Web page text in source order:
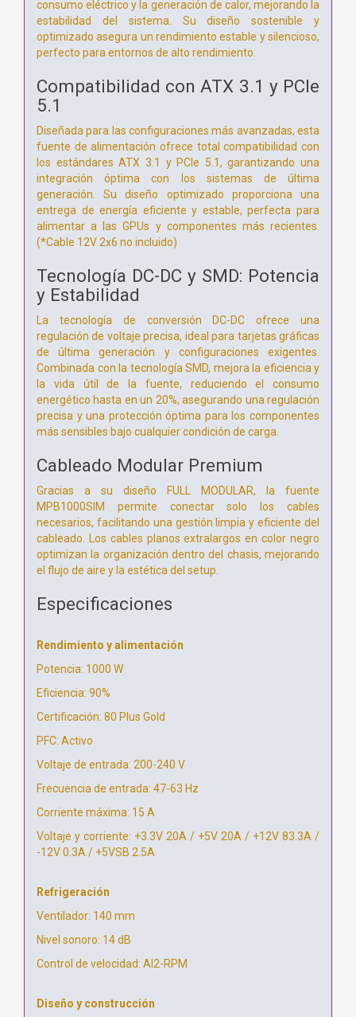
consumo eléctrico y la generación de calor, mejorando la
estabilidad del sistema. Su diseño sostenible y
optimizado asegura un rendimiento estable y silencioso,
perfecto para entornos de alto rendimiento.
Compatibilidad con ATX 3.1 y PCIe
5.1
Diseñada para las configuraciones más avanzadas, esta
fuente de alimentación ofrece total compatibilidad con
los estándares ATX 3.1 y PCIe 5.1, garantizando una
integración óptima con los sistemas de última
generación. Su diseño optimizado proporciona una
entrega de energía eficiente y estable, perfecta para
alimentar a las GPUs y componentes más recientes.
(*Cable 12V 2x6 no incluido)
Tecnología DC-DC y SMD: Potencia
y Estabilidad
La tecnología de conversión DC-DC ofrece una
regulación de voltaje precisa, ideal para tarjetas gráficas
de última generación y configuraciones exigentes.
Combinada con la tecnología SMD, mejora la eficiencia y
la vida útil de la fuente, reduciendo el consumo
energético hasta en un 20%, asegurando una regulación
precisa y una protección óptima para los componentes
más sensibles bajo cualquier condición de carga.
Cableado Modular Premium
Gracias a su diseño FULL MODULAR, la fuente
MPB1000SIM permite conectar solo los cables
necesarios, facilitando una gestión limpia y eficiente del
cableado. Los cables planos extralargos en color negro
optimizan la organización dentro del chasis, mejorando
el flujo de aire y la estética del setup.
Especificaciones
Rendimiento y alimentación
Potencia: 1000 W
Eficiencia: 90%
Certificación: 80 Plus Gold
PFC: Activo
Voltaje de entrada: 200-240 V
Frecuencia de entrada: 47-63 Hz
Corriente máxima: 15 A
Voltaje y corriente: +3.3V 20A / +5V 20A / +12V 83.3A /
-12V 0.3A / +5VSB 2.5A
Refrigeración
Ventilador: 140 mm
Nivel sonoro: 14 dB
Control de velocidad: AI2-RPM
Diseño y construcción